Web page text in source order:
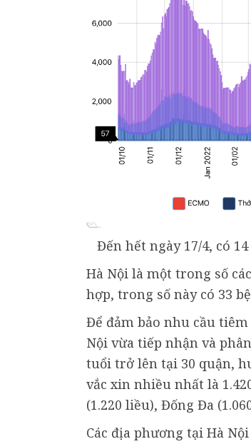
Đến hết ngày 17/4, có
Hà Nội là một trong số
hợp, trong số này có 33
Để đảm bảo nhu cầu
Nội vừa tiếp nhận và
tuổi trở lên tại 30 quận,
vắc xin nhiều nhất là
(1.220 liều), Đống Đa
Các địa phương tại Hà